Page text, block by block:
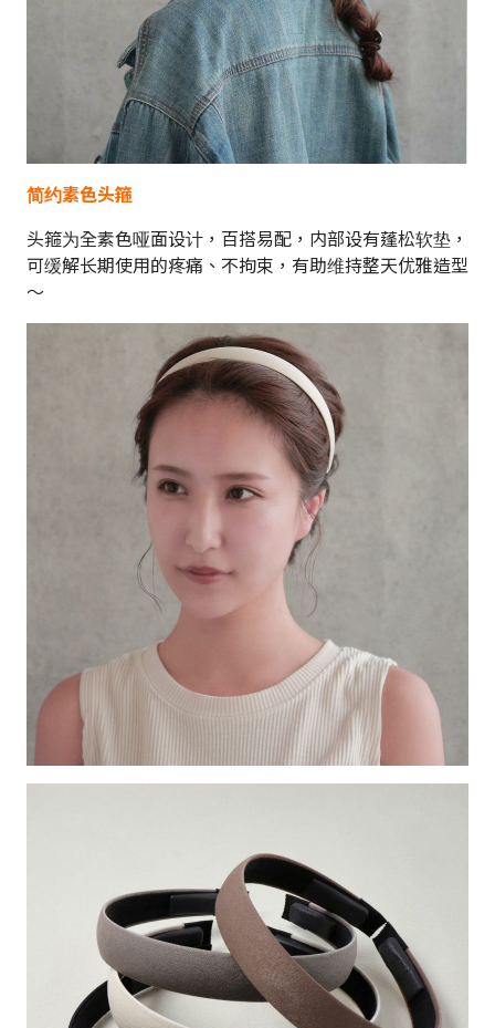
简约素色头箍
头箍为全素色哑面设计，百搭易配，内部设有蓬松软垫，
可缓解长期使用的疼痛、不拘束，有助维持整天优雅造型
～